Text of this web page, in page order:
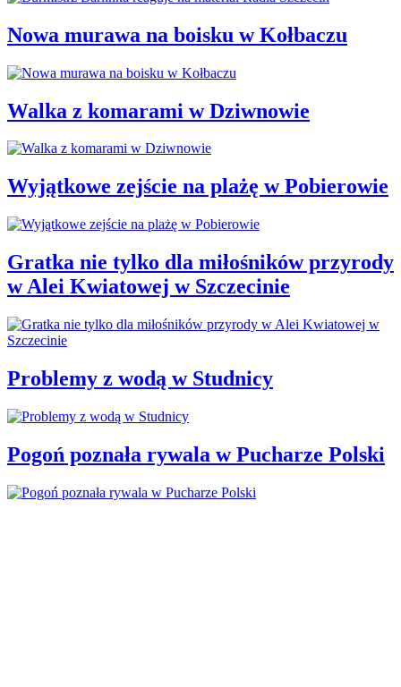
Nowa murawa na boisku w Kołbaczu
Walka z komarami w Dziwnowie
Wyjątkowe zejście na plażę w Pobierowie
Gratka nie tylko dla miłośników przyrody
w Alei Kwiatowej w Szczecinie
Problemy z wodą w Studnicy
Pogoń poznała rywala w Pucharze Polski